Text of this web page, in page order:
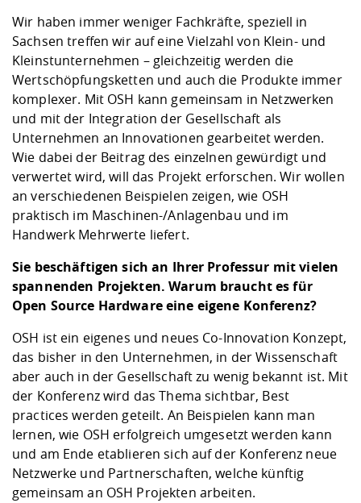
Wir haben immer weniger Fachkräfte, speziell in
Sachsen treffen wir auf eine Vielzahl von Klein- und
Kleinstunternehmen – gleichzeitig werden die
Wertschöpfungsketten und auch die Produkte immer
komplexer. Mit OSH kann gemeinsam in Netzwerken
und mit der Integration der Gesellschaft als
Unternehmen an Innovationen gearbeitet werden.
Wie dabei der Beitrag des einzelnen gewürdigt und
verwertet wird, will das Projekt erforschen. Wir wollen
an verschiedenen Beispielen zeigen, wie OSH
praktisch im Maschinen-/Anlagenbau und im
Handwerk Mehrwerte liefert.
Sie beschäftigen sich an Ihrer Professur mit vielen
spannenden Projekten. Warum braucht es für
Open Source Hardware eine eigene Konferenz?
OSH ist ein eigenes und neues Co-Innovation Konzept,
das bisher in den Unternehmen, in der Wissenschaft
aber auch in der Gesellschaft zu wenig bekannt ist. Mit
der Konferenz wird das Thema sichtbar, Best
practices werden geteilt. An Beispielen kann man
lernen, wie OSH erfolgreich umgesetzt werden kann
und am Ende etablieren sich auf der Konferenz neue
Netzwerke und Partnerschaften, welche künftig
gemeinsam an OSH Projekten arbeiten.